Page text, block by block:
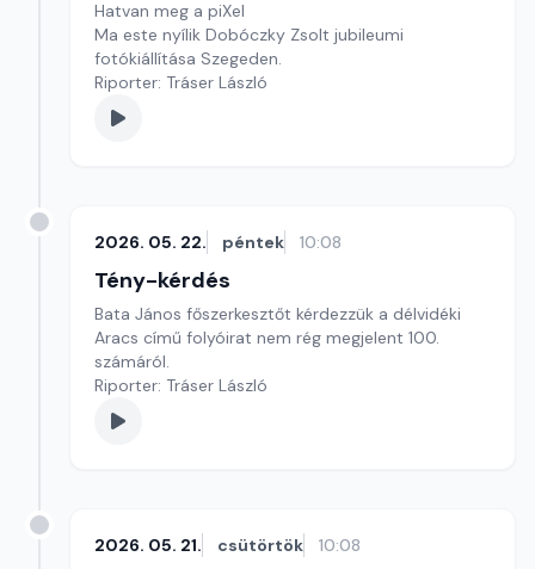
Hatvan meg a piXel
Ma este nyílik Dobóczky Zsolt jubileumi
fotókiállítása Szegeden.
Riporter: Tráser László
2026. 05. 22. péntek 10:08
Tény-kérdés
Bata János főszerkesztőt kérdezzük a délvidéki
Aracs című folyóirat nem rég megjelent 100.
számáról.
Riporter: Tráser László
2026. 05. 21. csütörtök 10:08